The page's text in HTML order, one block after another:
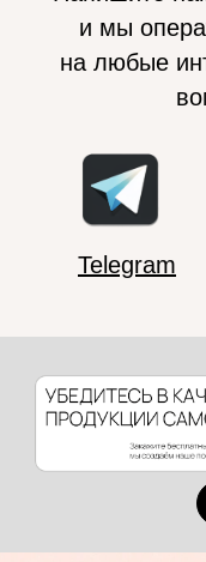
и мы
на любые
Telegram